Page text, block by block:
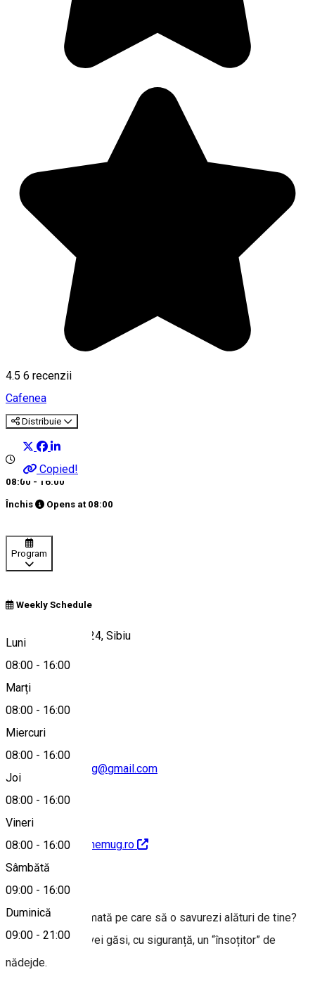
4.5 6 recenzii
Cafenea
Distribuie
Copied!
08:00 - 16:00
Închis Opens at 08:00
Program
Weekly Schedule
Luni
08:00 - 16:00
Marți
08:00 - 16:00
Miercuri
08:00 - 16:00
Joi
08:00 - 16:00
Vineri
08:00 - 16:00
Sâmbătă
09:00 - 16:00
Duminică
09:00 - 21:00
Calea Dumbrăvii 24, Sibiu
Hartă
contact.hugthemug@gmail.com
https://shop.hugthemug.ro
Despre
Cauți o cafea aromată pe care să o savurezi alături de tine?
La Hug The Mug vei găsi, cu siguranță, un “însoțitor” de
nădejde.